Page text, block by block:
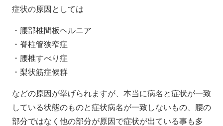
症状の原因としては
・腰部椎間板ヘルニア
・脊柱管狭窄症
・腰椎すべり症
・梨状筋症候群
などの原因が挙げられますが、本当に病名と症状が一致
している状態のものと症状病名が一致しないもの、腰の
部分ではなく他の部分が原因で症状が出ている事も多